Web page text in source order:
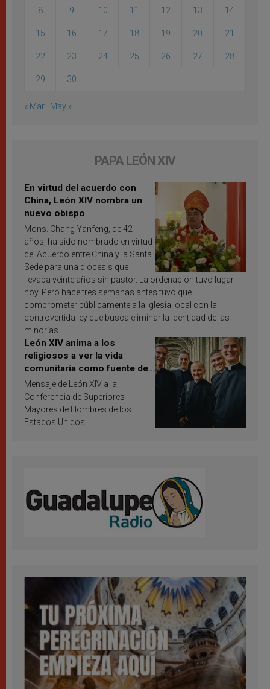
8 9 10 11 12 13 14
15 16 17 18 19 20 21
22 23 24 25 26 27 28
29 30
« Mar May »
PAPA LEÓN XIV
En virtud del acuerdo con
China, León XIV nombra un
nuevo obispo
Mons. Chang Yanfeng, de 42
años, ha sido nombrado en virtud
del Acuerdo entre China y la Santa
Sede para una diócesis que
llevaba veinte años sin pastor. La ordenación tuvo lugar
hoy. Pero hace tres semanas antes tuvo que
comprometer públicamente a la Iglesia local con la
controvertida ley que busca eliminar la identidad de las
minorías.
León XIV anima a los
religiosos a ver la vida
comunitaria como fuente de
inspiración y santificación
Mensaje de León XIV a la
Conferencia de Superiores
Mayores de Hombres de los
Estados Unidos